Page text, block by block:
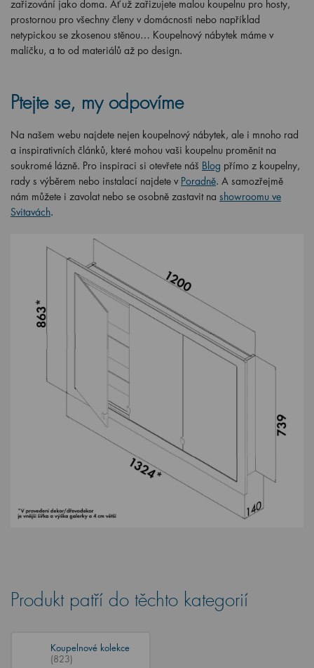
zařizování jako doma. Ať už zařizujete malou koupelnu pro hosty,
prostornou pro všechny členy v domácnosti nebo například
netypickou se zkosenou stěnou… Koupelnový nábytek máme v
malíčku, a to od materiálů až po design.
Ptejte se, my odpovíme
Na našem webu najdete nejen koupelnový nábytek, ale i mnoho rad
a inspirativních článků, které mohou vaši koupelnu proměnit na
soukromé lázně. Pro inspiraci si otevřete náš Blog přímo z koupelny,
rady s výběrem nebo instalací najdete v Poradně. A samozřejmě
nám můžete i zavolat nebo se osobně zastavit na showroomu ve
Svitavách.
Produkt patří do těchto kategorií
Koupelnové kolekce
(823)